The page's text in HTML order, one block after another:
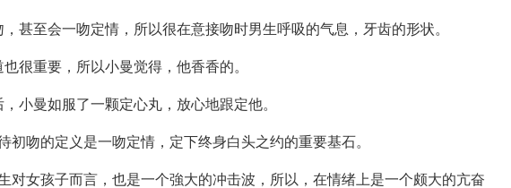
甚至会一吻定情，所以很在意接吻时男生呼吸的气息，牙齿的形状。
很重要，所以小曼觉得，他香香的。
小曼如服了一颗定心丸，放心地跟定他。
初吻的定义是一吻定情，定下终身白头之约的重要基石。
对女孩子而言，也是一个強大的冲击波，所以，在情绪上是一个颇大的亢奋